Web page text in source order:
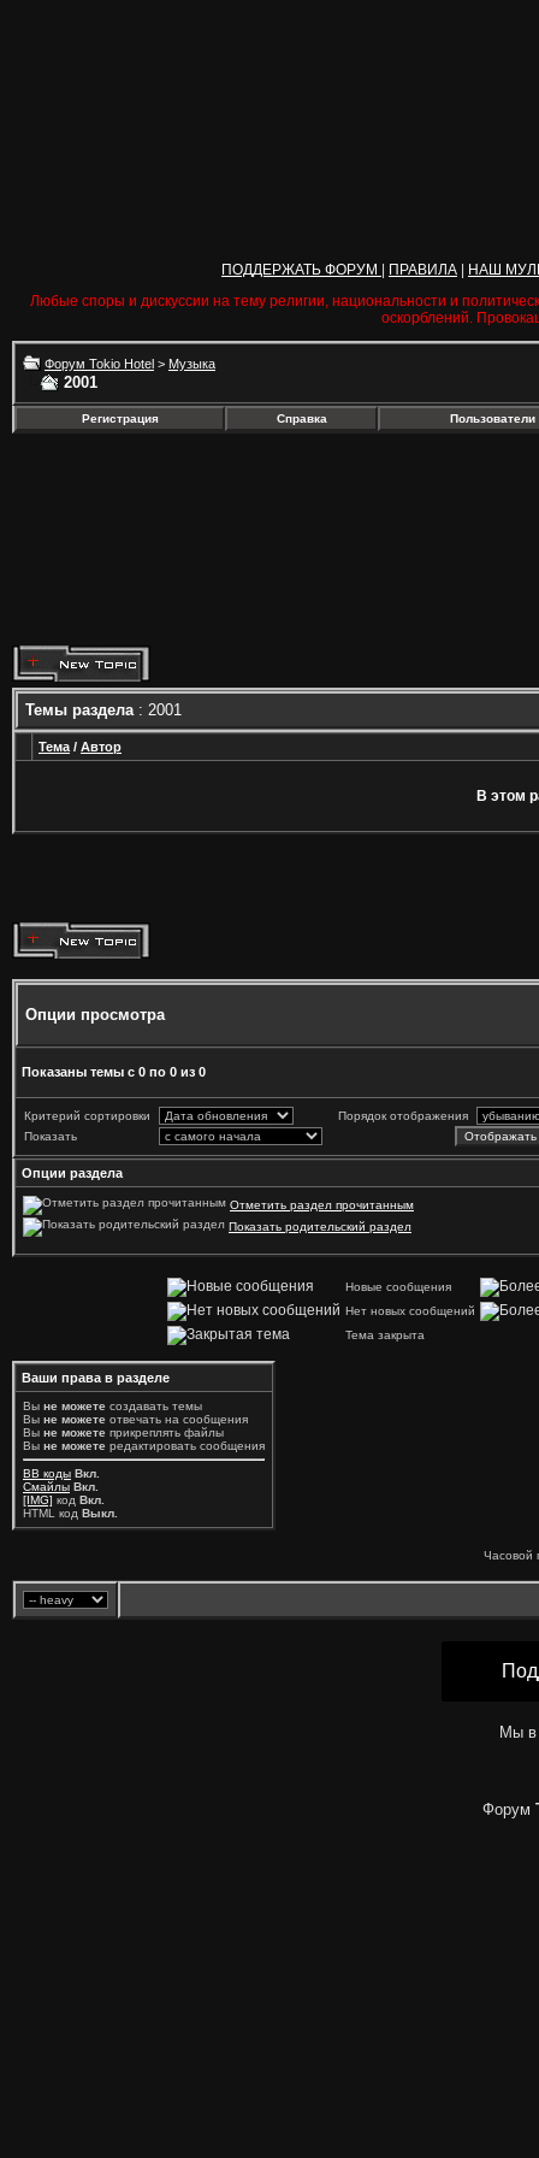
ПОДДЕРЖАТЬ ФОРУМ ПРАВИЛА
НАШ
Любые споры и дискуссии на тему религии, национальности и
оскорблений.
Форум Tokio Hotel > Музыка
2001
Регистрация Справка Пользователи
Темы раздела: 2001
Тема / Автор
В этом
Опции просмотра
Показаны темы с 0 по 0 из 0
Критерий сортировки
Порядок отображения
Показать
Опции раздела
Отметить раздел прочитанным
Показать родительский раздел
Новые сообщения
Нет новых сообщений
Тема закрыта
Ваши права в разделе
Вы не можете создавать темы
Вы не можете отвечать на сообщения
Вы не можете прикреплять файлы
Вы не можете редактировать сообщения
BB коды Вкл.
Смайлы Вкл.
[IMG] код Вкл.
HTML код Выкл.
Часовой
Мы в
Форум